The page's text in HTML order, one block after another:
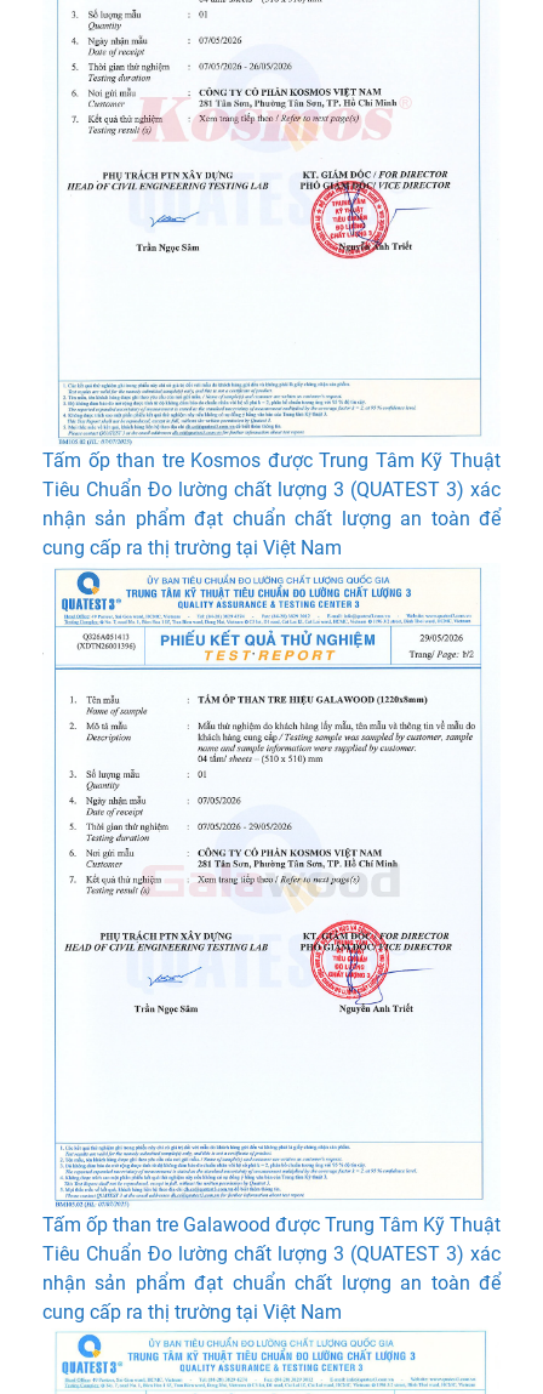
Tấm ốp than tre Kosmos được Trung Tâm Kỹ Thuật
Tiêu Chuẩn Đo lường chất lượng 3 (QUATEST 3) xác
nhận sản phẩm đạt chuẩn chất lượng an toàn để
cung cấp ra thị trường tại Việt Nam
Tấm ốp than tre Galawood được Trung Tâm Kỹ Thuật
Tiêu Chuẩn Đo lường chất lượng 3 (QUATEST 3) xác
nhận sản phẩm đạt chuẩn chất lượng an toàn để
cung cấp ra thị trường tại Việt Nam